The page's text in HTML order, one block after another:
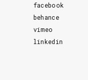
facebook
behance
vimeo
linkedin